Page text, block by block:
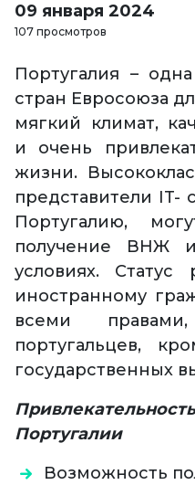
09 января 2024
107 просмотров
Португалия –
стран Евросоюза
мягкий климат,
и очень
жизни.
представители IT-
Португалию,
получение ВНЖ
условиях. Статус
иностранному
всеми
португальцев,
государственных
Португалии
Возможность